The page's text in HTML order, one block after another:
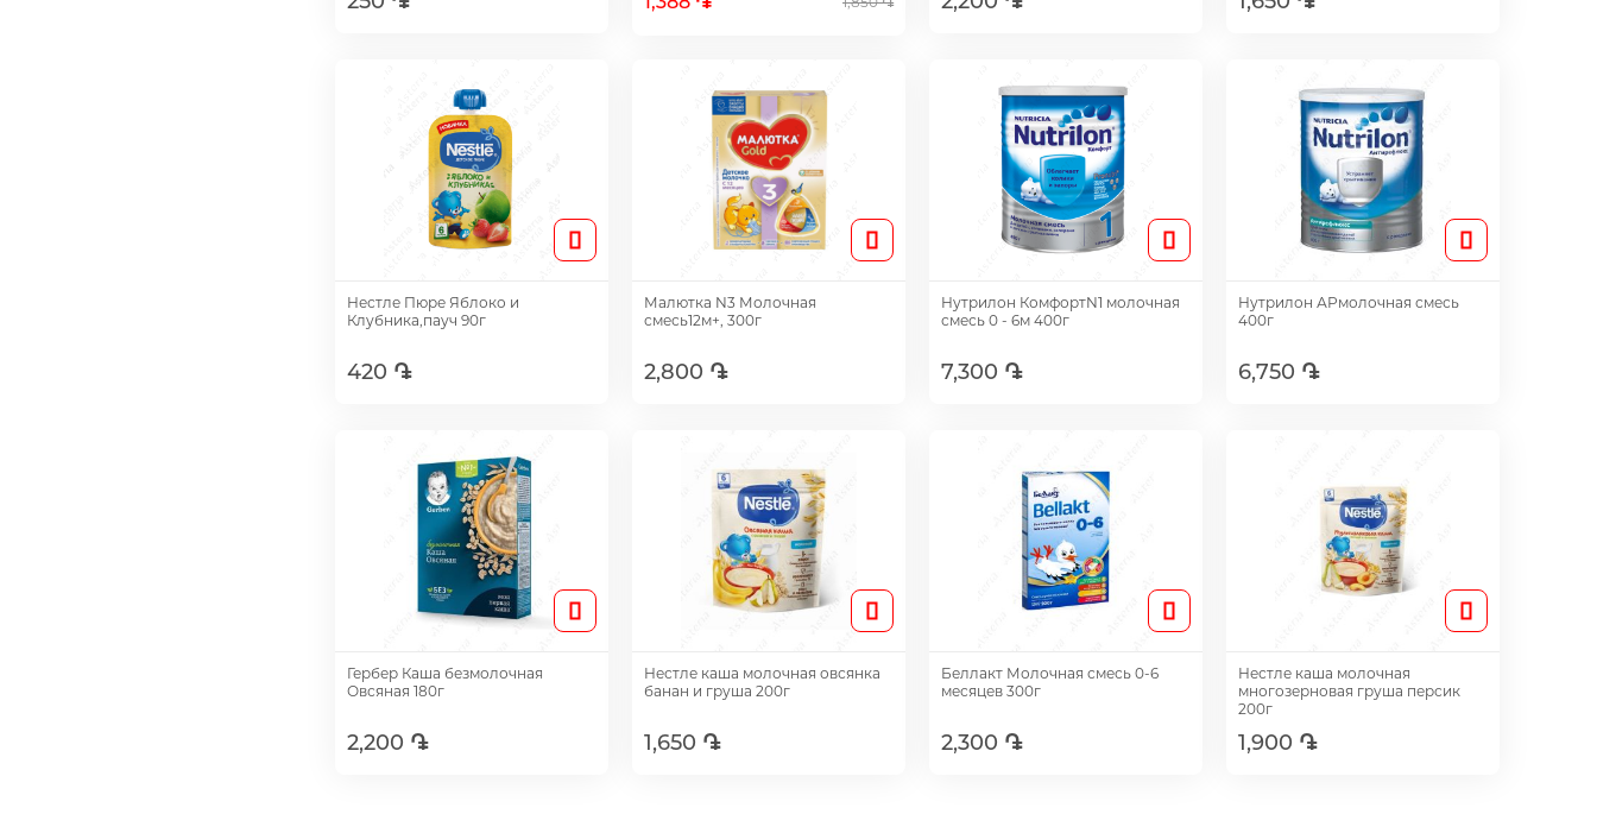
Нестле Пюре Яблоко и
Клубника,пауч 90г
420 ֏
Малютка N3 Молочная
смесь12м+, 300г
2,800 ֏
Нутрилон КомфортN1 молочная
смесь 0 - 6м 400г
7,300 ֏
Нутрилон АРмолочная смесь
400г
6,750 ֏
Гербер Каша безмолочная
Овсяная 180г
2,200 ֏
Нестле каша молочная овсянка
банан и груша 200г
1,650 ֏
Беллакт Молочная смесь 0-6
месяцев 300г
2,300 ֏
Нестле каша молочная
многозерновая груша персик
200г
1,900 ֏